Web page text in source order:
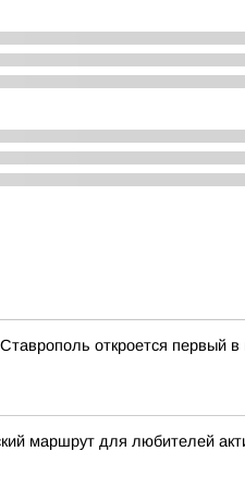
откроется первый
маршрут для любителей